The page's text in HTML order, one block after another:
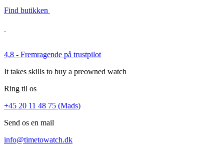
Find butikken
4,8 - Fremragende på trustpilot
It takes skills to buy a preowned watch
Ring til os
+45 20 11 48 75 (Mads)
Send os en mail
info@timetowatch.dk